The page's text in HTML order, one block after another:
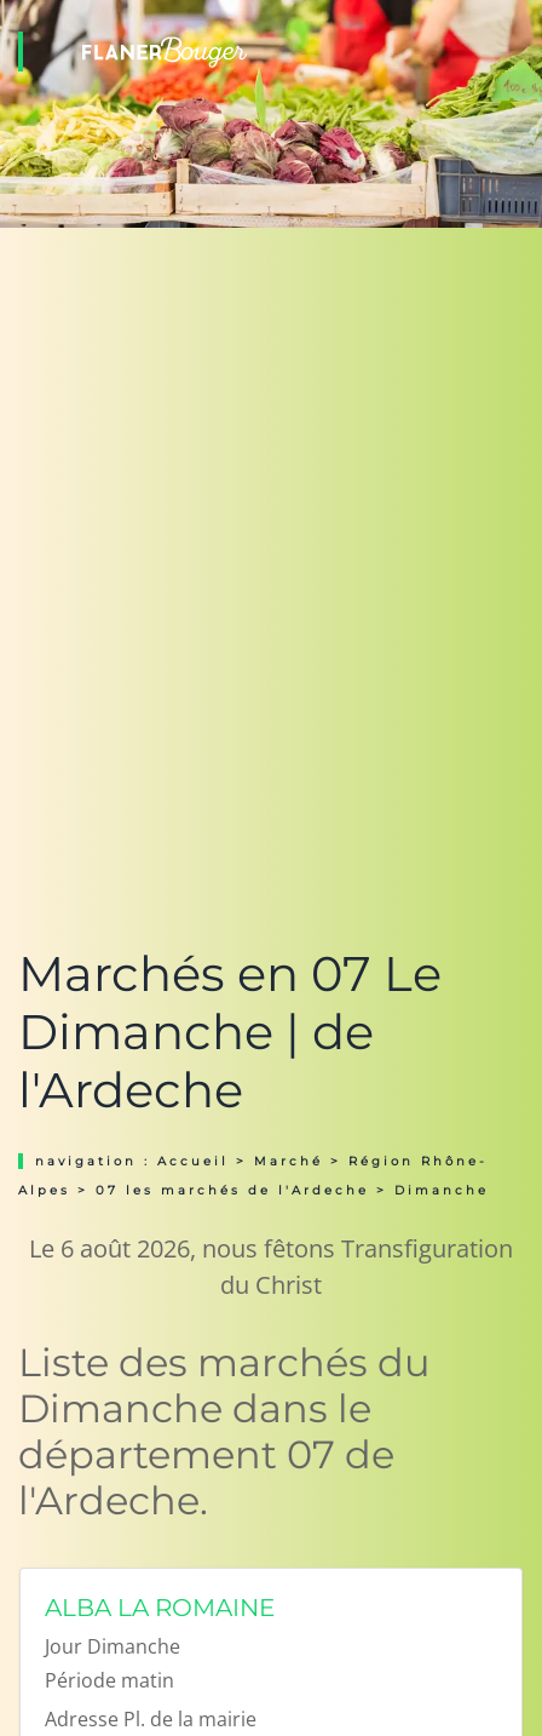
Marchés en 07 Le
Dimanche | de
l'Ardeche
navigation : Accueil > Marché > Région Rhône-
Alpes
> 07 les marchés de l'Ardeche > Dimanche
Le 6 août 2026, nous fêtons Transfiguration
du Christ
Liste des marchés du
Dimanche dans le
département 07 de
l'Ardeche.
ALBA LA ROMAINE
Jour Dimanche
Période matin
Adresse Pl. de la mairie